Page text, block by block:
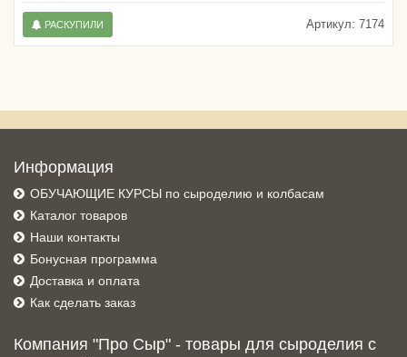
Артикул: 7174
РАСКУПИЛИ
Информация
ОБУЧАЮЩИЕ КУРСЫ по сыроделию и колбасам
Каталог товаров
Наши контакты
Бонусная программа
Доставка и оплата
Как сделать заказ
Компания "Про Сыр" - товары для сыроделия с